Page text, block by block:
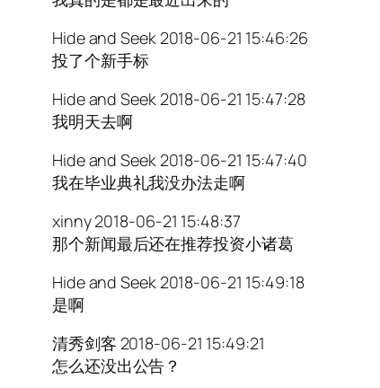
Hide and Seek 2018-06-21 15:46:26
投了个新手标
Hide and Seek 2018-06-21 15:47:28
我明天去啊
Hide and Seek 2018-06-21 15:47:40
我在毕业典礼我没办法走啊
xinny 2018-06-21 15:48:37
那个新闻最后还在推荐投资小诸葛
Hide and Seek 2018-06-21 15:49:18
是啊
清秀剑客 2018-06-21 15:49:21
怎么还没出公告？